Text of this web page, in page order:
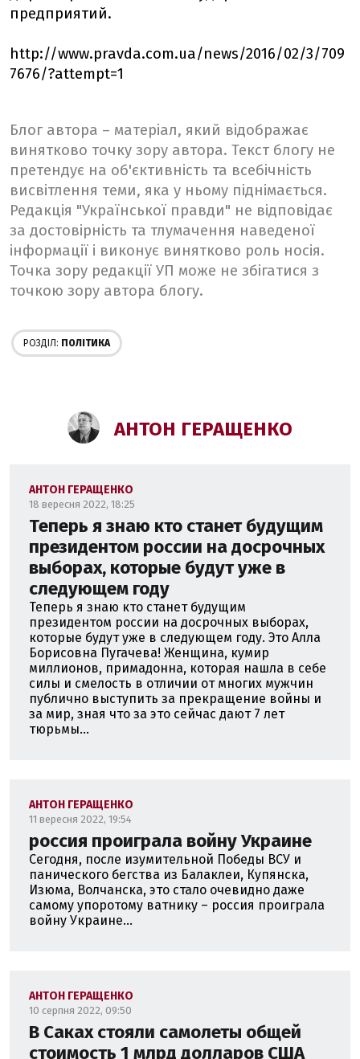
предприятий.
http://www.pravda.com.ua/news/2016/02/3/709
7676/?attempt=1
Блог автора – матеріал, який відображає
винятково точку зору автора. Текст блогу не
претендує на об'єктивність та всебічність
висвітлення теми, яка у ньому піднімається.
Редакція "Української правди" не відповідає
за достовірність та тлумачення наведеної
інформації і виконує винятково роль носія.
Точка зору редакції УП може не збігатися з
точкою зору автора блогу.
РОЗДІЛ: ПОЛІТИКА
АНТОН ГЕРАЩЕНКО
АНТОН ГЕРАЩЕНКО
18 вересня 2022, 18:25
Теперь я знаю кто станет будущим
президентом россии на досрочных
выборах, которые будут уже в
следующем году
Теперь я знаю кто станет будущим
президентом россии на досрочных выборах,
которые будут уже в следующем году. Это Алла
Борисовна Пугачева! Женщина, кумир
миллионов, примадонна, которая нашла в себе
силы и смелость в отличии от многих мужчин
публично выступить за прекращение войны и
за мир, зная что за это сейчас дают 7 лет
тюрьмы...
АНТОН ГЕРАЩЕНКО
11 вересня 2022, 19:54
россия проиграла войну Украине
Сегодня, после изумительной Победы ВСУ и
панического бегства из Балаклеи, Купянска,
Изюма, Волчанска, это стало очевидно даже
самому упоротому ватнику – россия проиграла
войну Украине...
АНТОН ГЕРАЩЕНКО
10 серпня 2022, 09:50
В Саках стояли самолеты общей
стоимость 1 млрд долларов США